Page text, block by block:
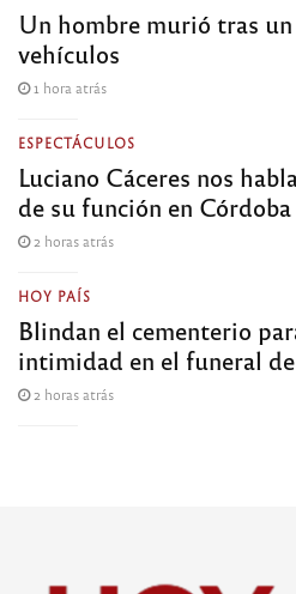
Un hombre murió tras
vehículos
1 hora atrás
ESPECTÁCULOS
Luciano Cáceres nos
de su función en Córdoba
2 horas atrás
HOY PAÍS
Blindan el cementerio
intimidad en el funeral
2 horas atrás